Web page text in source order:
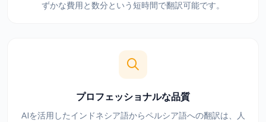
ずかな費用と数分という短時間で翻訳可能です。
プロフェッショナルな品質
AIを活用したインドネシア語からペルシア語への翻訳は、人